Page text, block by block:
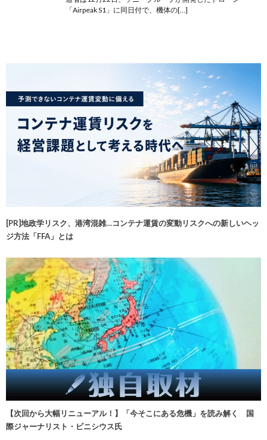
「Airpeak S1」に同日付で、機体の[…]
[PR]地政学リスク、港湾混雑…コンテナ運賃の変動リスクへの新しいヘッ
ジ方法「FFA」とは
【次回から大幅リニューアル！】「今そこにある危機」を読み解く 国
際ジャーナリスト・ビニシウス氏